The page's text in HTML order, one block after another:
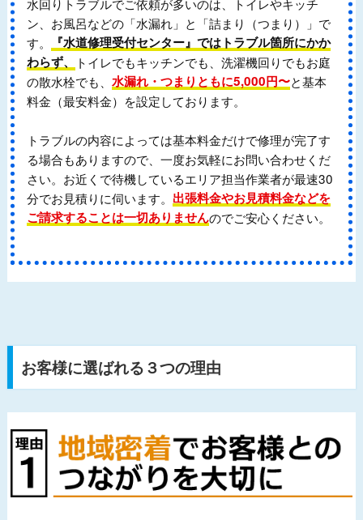
水回りトラブルでご依頼が多いのは、トイレやキッチ
ン、お風呂などの「水漏れ」と「詰まり（つまり）」で
す。
『水道修理受付センター』ではトラブル箇所にかか
わらず、
トイレでもキッチンでも、洗濯機回りでもお庭
の散水栓でも、 水漏れ・つまりともに5,000円〜と基本
料金（最安料金）を設定しております。
トラブルの内容によっては基本料金だけで修理が完了す
る場合もありますので、一度お気軽にお問い合わせくだ
さい。お近くで待機しているエリア担当作業者が最速30
分でお見積りに伺います。 出張料金やお見積料金などを
ご請求することは一切ありませんのでご安心ください。
お客様に選ばれる３つの理由